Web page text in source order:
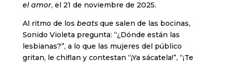
el amor, el 21 de noviembre de 2025.
Al ritmo de los beatsque salen de las bocinas,
Sonido Violeta pregunta: “¿Dónde están las
lesbianas?”, a lo que las mujeres del público
gritan, le chiflan y contestan “¡Ya sácatela!”, “¡Te